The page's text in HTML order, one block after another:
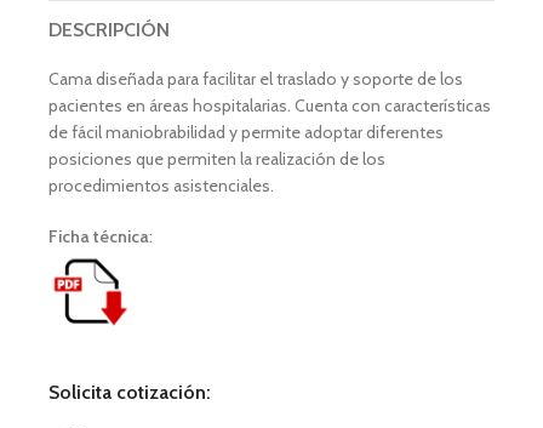
DESCRIPCIÓN
Cama diseñada para facilitar el traslado y soporte de los
pacientes en áreas hospitalarias. Cuenta con características
de fácil maniobrabilidad y permite adoptar diferentes
posiciones que permiten la realización de los
procedimientos asistenciales.
Ficha técnica:
Solicita cotización: